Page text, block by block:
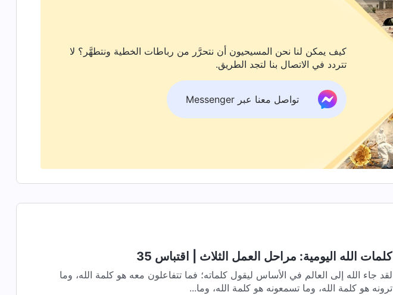
كيف يمكن لنا نحن المسيحيون أن نتحرَّر من رباطات الخطية ونتطهَّر؟ لا
تتردد في الاتصال بنا لتجد الطريق.
تواصل معنا عبر Messenger
كلمات الله اليومية: مراحل العمل الثلاث | اقتباس 35
لقد جاء الله إلى العالم في الأساس ليقول كلماته؛ فما تتفاعلون معه هو كلمة الله، وما
ترونه هو كلمة الله، وما تسمعونه هو كلمة الله، وما...